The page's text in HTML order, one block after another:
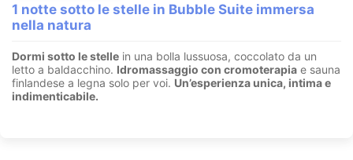
1 notte sotto le stelle in Bubble Suite immersa
nella natura
Dormi sotto le stelle in una bolla lussuosa, coccolato da un
letto a baldacchino. Idromassaggio con cromoterapia e sauna
finlandese a legna solo per voi. Un’esperienza unica, intima e
indimenticabile.